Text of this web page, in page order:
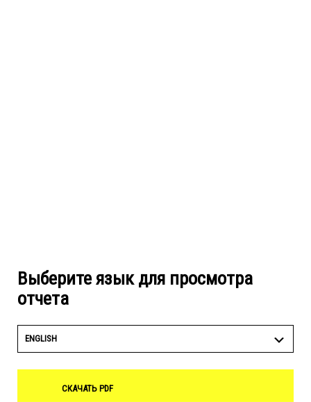
Выберите язык для просмотра
отчета
ENGLISH
СКАЧАТЬ PDF